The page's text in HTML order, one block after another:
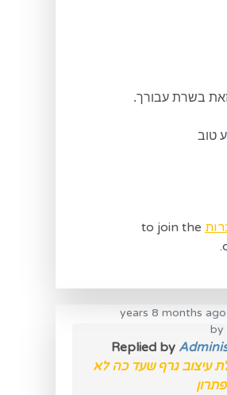
זאת בשרת עבורך.
טוב
to join the
by
Replied by
עיצוב גרף שעד כה לא